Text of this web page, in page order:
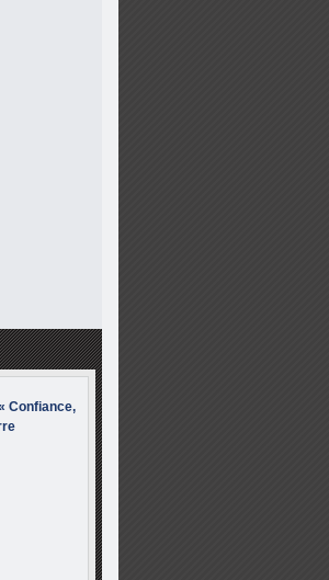
Confiance,